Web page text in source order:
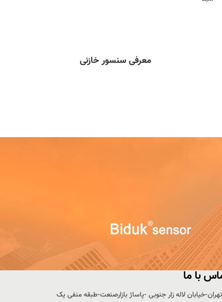
معرفی سنسور خازنی
با ما
تهران-خیابان لاله زار جنوبی -پاساژ بازارصنعت-طبقه منفی یک